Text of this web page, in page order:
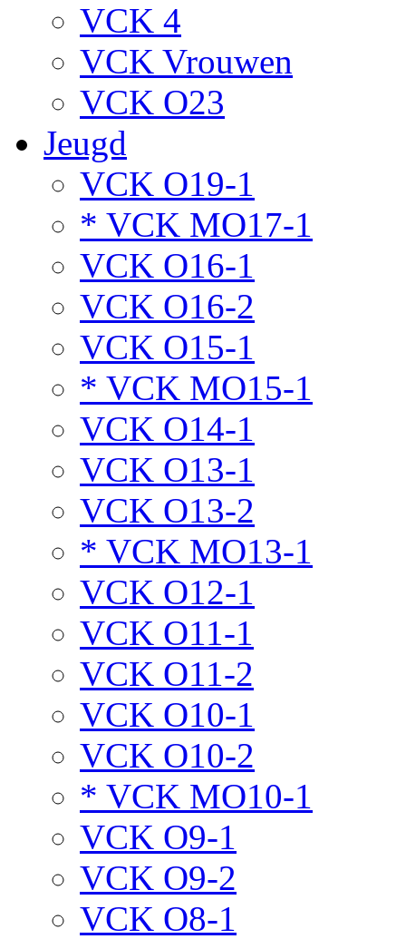
VCK 4
VCK Vrouwen
VCK O23
Jeugd
VCK O19-1
* VCK MO17-1
VCK O16-1
VCK O16-2
VCK O15-1
* VCK MO15-1
VCK O14-1
VCK O13-1
VCK O13-2
* VCK MO13-1
VCK O12-1
VCK O11-1
VCK O11-2
VCK O10-1
VCK O10-2
* VCK MO10-1
VCK O9-1
VCK O9-2
VCK O8-1